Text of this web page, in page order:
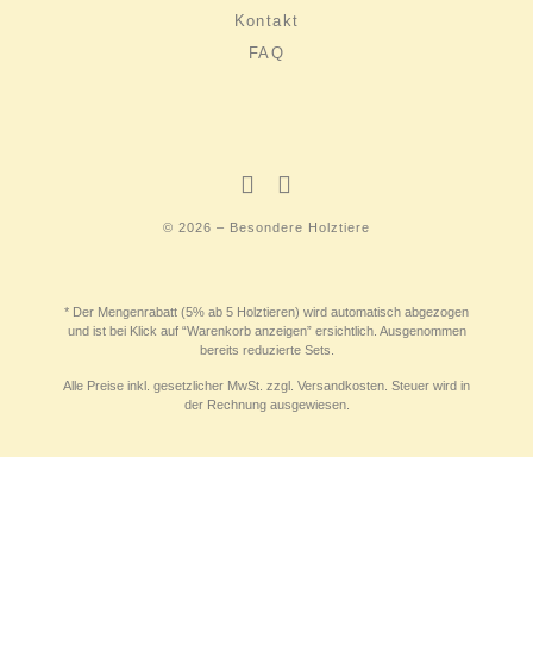
Kontakt
FAQ
© 2026 – Besondere Holztiere
* Der Mengenrabatt (5% ab 5 Holztieren) wird automatisch abgezogen
und ist bei Klick auf “Warenkorb anzeigen” ersichtlich. Ausgenommen
bereits reduzierte Sets.
Alle Preise inkl. gesetzlicher MwSt. zzgl. Versandkosten. Steuer wird in
der Rechnung ausgewiesen.